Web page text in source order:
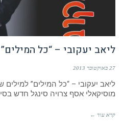
ליאב יעקובי – “כל המילים”
27 באוקטובר 2013
ליאב יעקובי – “כל המילים” למילים
מוסיקאלי אסף צרויה סינגל חדש
קרא עוד ←